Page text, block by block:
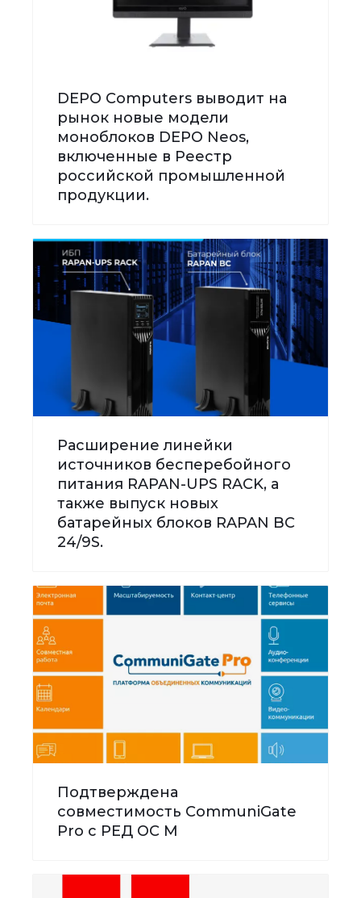
DEPO Computers выводит на
рынок новые модели
моноблоков DEPO Neos,
включенные в Реестр
российской промышленной
продукции.
Расширение линейки
источников бесперебойного
питания RAPAN-UPS RACK, а
также выпуск новых
батарейных блоков RAPAN BC
24/9S.
Подтверждена
совместимость CommuniGate
Pro с РЕД ОС М